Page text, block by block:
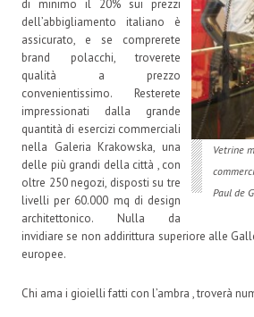
Vetrine
Paul de
di minimo il 20% sui prezzi
dell’abbigliamento italiano è
assicurato, e se comprerete
brand polacchi, troverete
qualità a prezzo
convenientissimo. Resterete
impressionati dalla grande
quantità di esercizi commerciali
nella Galeria Krakowska, una
delle più grandi della città , con
oltre 250 negozi, disposti su tre
livelli per 60.000 mq di design
architettonico. Nulla da
invidiare se non addirittura superiore alle
europee.
Chi ama i gioielli fatti con l’ambra , troverà